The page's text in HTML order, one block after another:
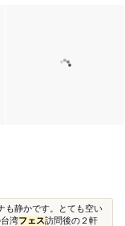
も静かです。とても空い
湾フェス訪問後の２軒